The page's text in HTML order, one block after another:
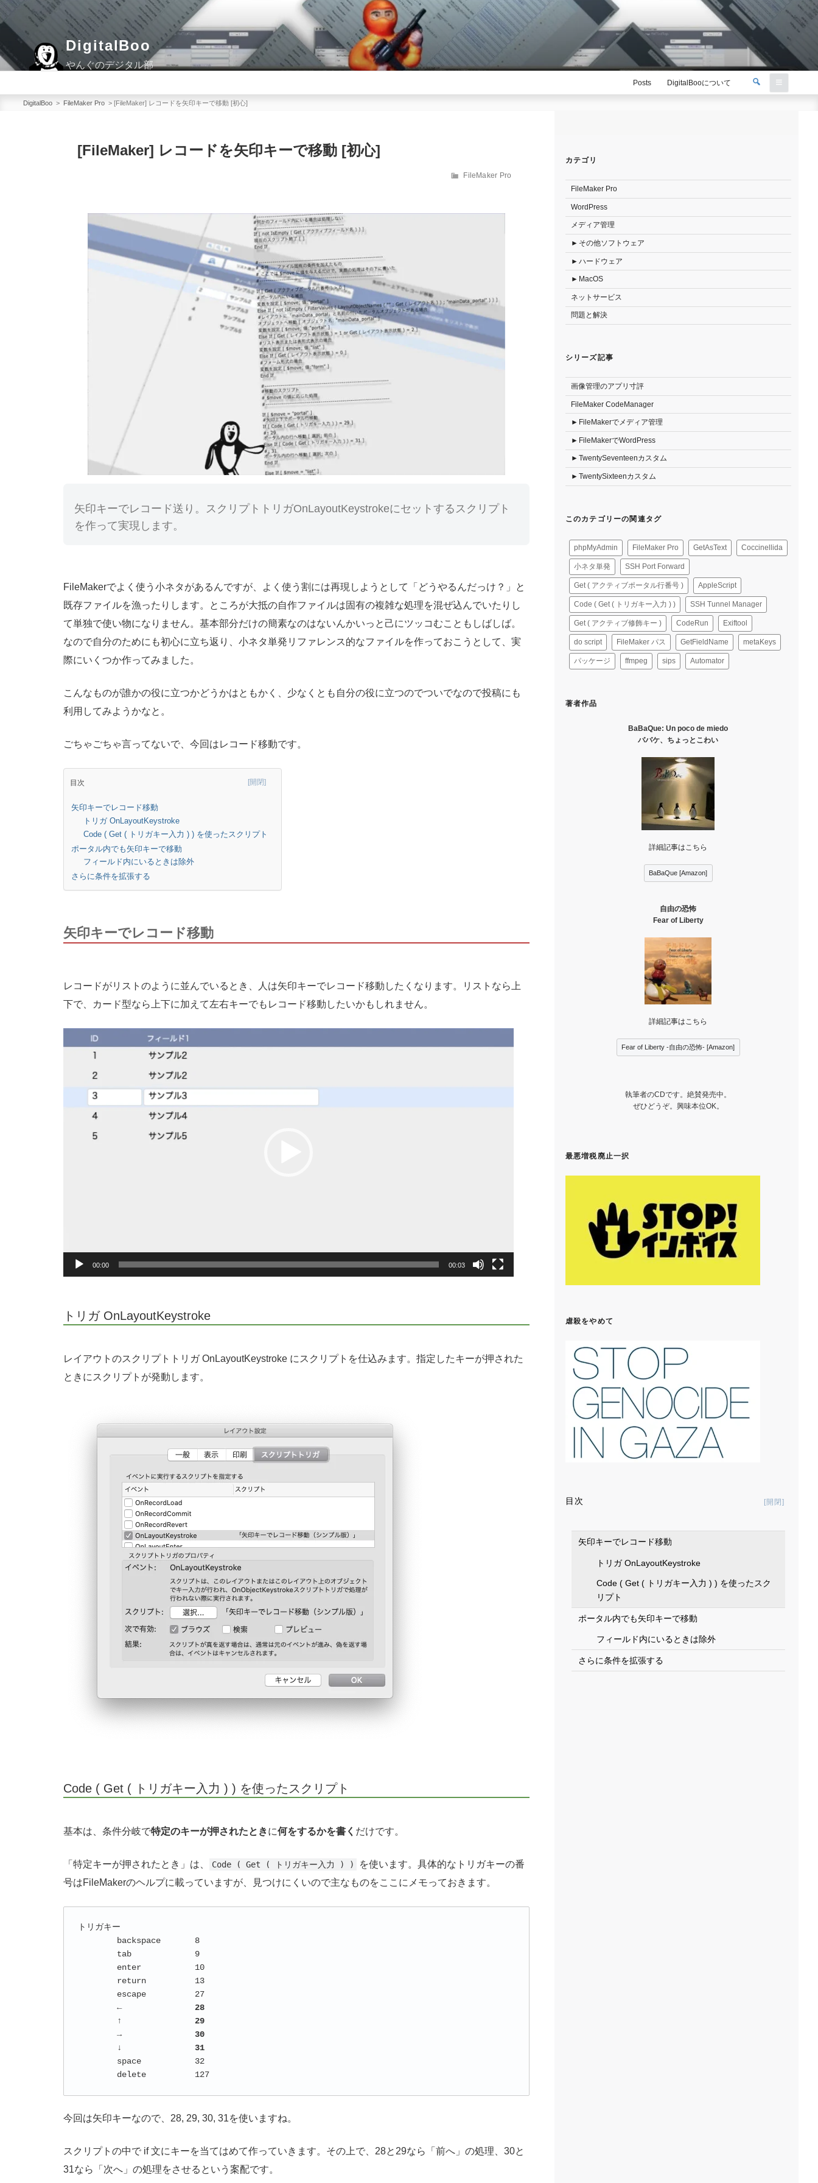
コ
ン
ン
ツ
DigitalBoo
やんぐのデジタル部
Posts
DigitalBooについて
検
検
索
DigitalBoo > FileMaker Pro > [FileMaker] レコードを矢印キーで移動 [初心]
[FileMaker] レコードを矢印キーで移動 [初心]
カ
FileMaker Pro
矢印キーでレコード送り。スクリプトトリガOnLayoutKeystrokeにセットするスクリプト
を作って実現します。
FileMakerでよく使う小ネタがあるんですが、よく使う割には再現しようとして「どうやるんだっけ？」と
既存ファイルを漁ったりします。ところが大抵の自作ファイルは固有の複雑な処理を混ぜ込んでいたりし
て単独で使い物になりません。基本部分だけの簡素なのはないんかいっと己にツッコむこともしばしば。
なので自分のためにも初心に立ち返り、小ネタ単発リファレンス的なファイルを作っておこうとして、実
際にいくつか作ってみました。
こんなものが誰かの役に立つかどうかはともかく、少なくとも自分の役に立つのでついでなので投稿にも
利用してみようかなと。
ごちゃごちゃ言ってないで、今回はレコード移動です。
目次
矢印キーでレコード移動
トリガ OnLayoutKeystroke
Code ( Get ( トリガキー入力 ) ) を使ったスクリプト
ポータル内でも矢印キーで移動
フィールド内にいるときは除外
さらに条件を拡張する
矢印キーでレコード移動
レコードがリストのように並んでいるとき、人は矢印キーでレコード移動したくなります。リストなら上
下で、カード型なら上下に加えて左右キーでもレコード移動したいかもしれません。
00:00 00:03
トリガ OnLayoutKeystroke
レイアウトのスクリプトトリガ OnLayoutKeystroke にスクリプトを仕込みます。指定したキーが押された
ときにスクリプトが発動します。
Code ( Get ( トリガキー入力 ) ) を使ったスクリプト
基本は、条件分岐で特定のキーが押されたときに何をするかを書く だけです。
「特定キーが押されたとき」は、 Code ( Get ( トリガキー入力 ) )
を使います。具体的なトリガキーの番
号はFileMakerのヘルプに載っていますが、見つけにくいので主なものをここにメモっておきます。
トリガキー
←		28
	↓		31
	delete		127
今回は矢印キーなので、28, 29, 30, 31を使いますね。
スクリプトの中で if 文にキーを当てはめて作っていきます。その上で、28と29なら「前へ」の処理、30と
31なら「次へ」の処理をさせるという案配です。
カテゴリ
FileMaker Pro
WordPress
メディア管理
その他ソフトウェア
ハードウェア
MacOS
ネットサービス
問題と解決
シリーズ記事
画像管理のアプリ寸評
FileMaker CodeManager
FileMakerでメディア管理
FileMakerでWordPress
TwentySeventeenカスタム
TwentySixteenカスタム
このカテゴリーの関連タグ
phpMyAdmin FileMaker Pro GetAsText Coccinellida
小ネタ単発 SSH Port Forward
Get ( アクティブポータル行番号 ) AppleScript
Code ( Get ( トリガキー入力 ) ) SSH Tunnel Manager
Get ( アクティブ修飾キー ) CodeRun Exiftool
do script FileMaker パス GetFieldName metaKeys
パッケージ ffmpeg sips Automator
著者作品
BaBaQue: Un poco de miedo
ババケ、ちょっとこわい
詳細記事はこちら
BaBaQue [Amazon]
自由の恐怖
Fear of Liberty
詳細記事はこちら
Fear of Liberty -自由の恐怖- [Amazon]
執筆者のCDです。絶賛発売中。
ぜひどうぞ。興味本位OK。
最悪増税廃止一択
虐殺をやめて
目次 Toggle
矢印キーでレコード移動
トリガ OnLayoutKeystroke
Code ( Get ( トリガキー入力 ) ) を使ったスク
リプト
ポータル内でも矢印キーで移動
フィールド内にいるときは除外
さらに条件を拡張する